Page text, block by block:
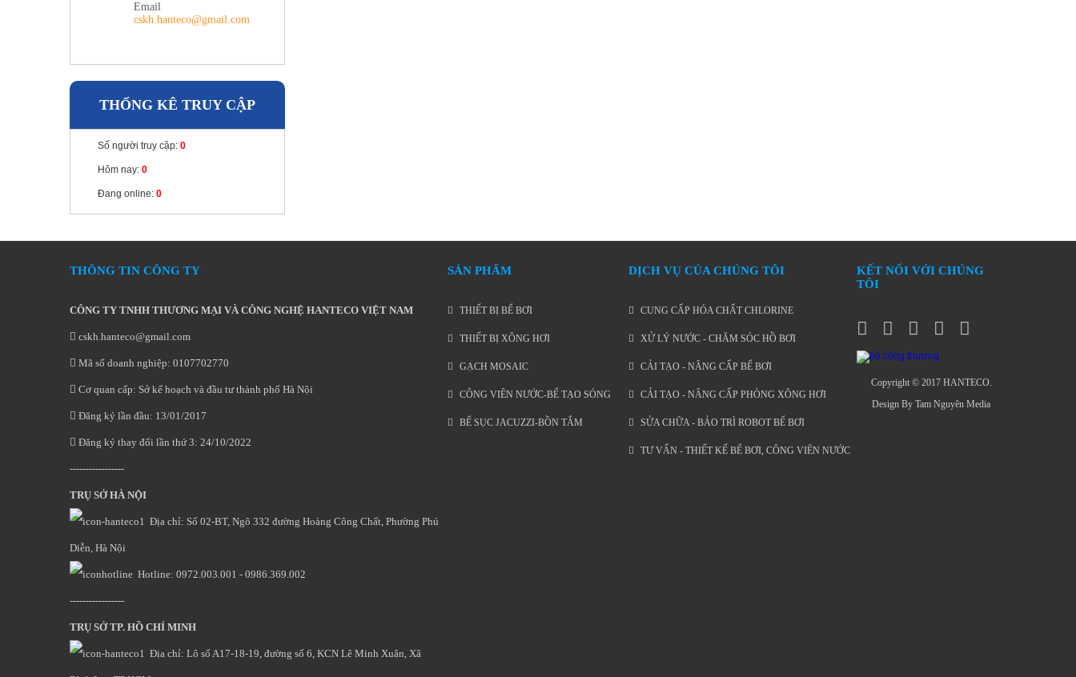
Email
cskh.hanteco@gmail.com
THỐNG KÊ TRUY CẬP
Số người truy cập: 0
Hôm nay: 0
Đang online: 0
THÔNG TIN CÔNG TY
CÔNG TY TNHH THƯƠNG MẠI VÀ CÔNG NGHỆ HANTECO VIỆT NAM
cskh.hanteco@gmail.com
Mã số doanh nghiệp: 0107702770
Cơ quan cấp: Sở kế hoạch và đầu tư thành phố Hà Nội
Đăng ký lần đầu: 13/01/2017
Đăng ký thay đổi lần thứ 3: 24/10/2022
-----------------
TRỤ SỞ HÀ NỘI
Địa chỉ: Số 02-BT, Ngõ 332 đường Hoàng Công Chất, Phường Phú
Diễn, Hà Nội
Hotline: 0972.003.001 - 0986.369.002
-----------------
TRỤ SỞ TP. HỒ CHÍ MINH
Địa chỉ: Lô số A17-18-19, đường số 6, KCN Lê Minh Xuân, Xã
SẢN PHẨM
THIẾT BỊ BỂ BƠI
THIẾT BỊ XÔNG HƠI
GẠCH MOSAIC
CÔNG VIÊN NƯỚC-BỂ TẠO SÓNG
BỂ SỤC JACUZZI-BỒN TẮM
DỊCH VỤ CỦA CHÚNG TÔI
CUNG CẤP HÓA CHẤT CHLORINE
XỬ LÝ NƯỚC - CHĂM SÓC HỒ BƠI
CẢI TẠO - NÂNG CẤP BỂ BƠI
CẢI TẠO - NÂNG CẤP PHÒNG XÔNG HƠI
SỬA CHỮA - BẢO TRÌ ROBOT BỂ BƠI
TƯ VẤN - THIẾT KẾ BỂ BƠI, CÔNG VIÊN NƯỚC
KẾT NỐI VỚI CHÚNG
TÔI
Copyright © 2017 HANTECO.
Design By Tam Nguyên Media